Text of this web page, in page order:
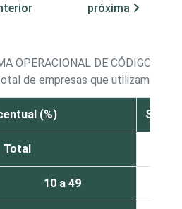
próxima
OPERACIONAL DE CÓDIGO
de empresas que utilizam
(%)
Total
10 a 49